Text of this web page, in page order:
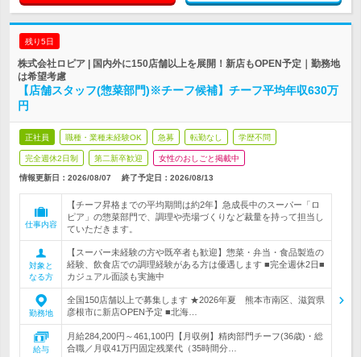
残り5日
株式会社ロピア | 国内外に150店舗以上を展開！新店もOPEN予定｜勤務地
は希望考慮
【店舗スタッフ(惣菜部門)※チーフ候補】チーフ平均年収630万
円
正社員 職種・業種未経験OK 急募 転勤なし 学歴不問
完全週休2日制 第二新卒歓迎 女性のおしごと掲載中
情報更新日：2026/08/07 終了予定日： 2026/08/13
仕事内容
【チーフ昇格までの平均期間は約2年】急成長中のスーパー「ロ
ピア」の惣菜部門で、調理や売場づくりなど裁量を持って担当し
ていただきます。
対象と
なる方
【スーパー未経験の方や既卒者も歓迎】惣菜・弁当・食品製造の
経験、飲食店での調理経験がある方は優遇します ■完全週休2日■
カジュアル面談も実施中
勤務地
全国150店舗以上で募集します ★2026年夏 熊本市南区、滋賀県
彦根市に新店OPEN予定 ■北海…
給与
月給284,200円～461,100円【月収例】精肉部門チーフ(36歳)・総
合職／月収41万円固定残業代（35時間分…